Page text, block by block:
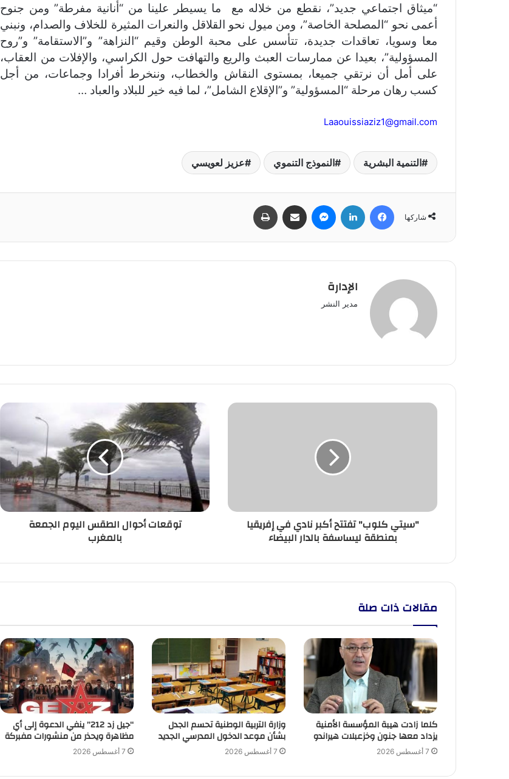
“ميثاق اجتماعي جديد”، نقطع من خلاله مع ما يسيطر علينا من “أنانية مفرطة” ومن جنوح
أعمى نحو “المصلحة الخاصة”، ومن ميول نحو القلاقل والنعرات المثيرة للخلاف والصدام، ونبني
معا وسويا، تعاقدات جديدة، تتأسس على محبة الوطن وقيم “النزاهة” و”الاستقامة” و”روح
المسؤولية”، بعيدا عن ممارسات العبث والريع والتهافت حول الكراسي، والإفلات من العقاب،
على أمل أن نرتقي جميعا، بمستوى النقاش والخطاب، وننخرط أفرادا وجماعات، من أجل
كسب رهان مرحلة “المسؤولية” و”الإقلاع الشامل”، لما فيه خير للبلاد والعباد …
Laaouissiaziz1@gmail.com
التنمية البشرية النموذج التنموي عزيز لعويسي
شاركها
فيسبوك لينكدإن ماسنجر مشاركة عبر البريد
الإدارة
مدير النشر
"سيتي
ليساسفة
"سيتي كلوب" تفتتح أكبر نادي في إفريقيا
بمنطقة ليساسفة بالدار البيضاء
توقعات
أحوال
الطقس
اليوم
الجمعة
بالمغرب
توقعات أحوال الطقس اليوم الجمعة
بالمغرب
مقالات ذات صلة
كلما زادت هيبة المؤسسة الأمنية
يزداد معها جنون وخزعبلات هيراندو
7 أغسطس 2026
وزارة التربية الوطنية تحسم الجدل
بشأن موعد الدخول المدرسي الجديد
7 أغسطس 2026
“جيل زد 212” ينفي الدعوة إلى أي
مظاهرة ويحذر من منشورات مفبركة
7 أغسطس 2026